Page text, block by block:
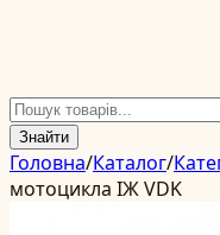
Знайти
Головна/Каталог/
мотоцикла ІЖ VDK